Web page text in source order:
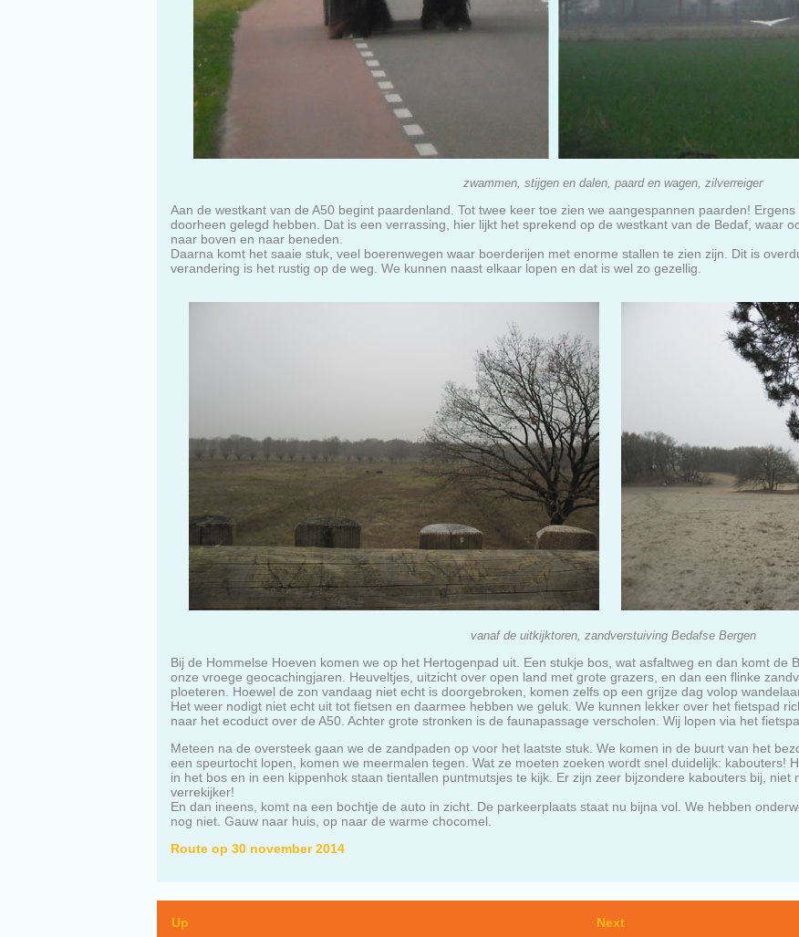
zwammen, stijgen en dalen, paard en wagen, zilverreiger
Aan de westkant van de A50 begint paardenland. Tot twee keer toe zien we aangespannen paarden!
doorheen gelegd hebben. Dat is een verrassing, hier lijkt het sprekend op de westkant van de Bedaf, waar
naar boven en naar beneden.
Daarna komt het saaie stuk, veel boerenwegen waar boerderijen met enorme stallen te zien zijn. Dit is
verandering is het rustig op de weg. We kunnen naast elkaar lopen en dat is wel zo gezellig.
vanaf de uitkijktoren, zandverstuiving Bedafse Bergen
Bij de Hommelse Hoeven komen we op het Hertogenpad uit. Een stukje bos, wat asfaltweg en dan komt de
onze vroege geocachingjaren. Heuveltjes, uitzicht over open land met grote grazers, en dan een flinke
ploeteren. Hoewel de zon vandaag niet echt is doorgebroken, komen zelfs op een grijze dag volop
Het weer nodigt niet echt uit tot fietsen en daarmee hebben we geluk. We kunnen lekker over het fietspad
naar het ecoduct over de A50. Achter grote stronken is de faunapassage verscholen. Wij lopen via het
Meteen na de oversteek gaan we de zandpaden op voor het laatste stuk. We komen in de buurt van het
een speurtocht lopen, komen we meermalen tegen. Wat ze moeten zoeken wordt snel duidelijk: kabouters!
in het bos en in een kippenhok staan tientallen puntmutsjes te kijk. Er zijn zeer bijzondere kabouters bij,
verrekijker!
En dan ineens, komt na een bochtje de auto in zicht. De parkeerplaats staat nu bijna vol. We hebben
nog niet. Gauw naar huis, op naar de warme chocomel.
Route op 30 november 2014
Up Next